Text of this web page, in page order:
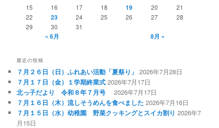
15
16 17 18 19 20
21
22
23 24 25 26 27
28
29
30 31
« 6月 8月 »
最近の投稿
７月２６日（日）ふれあい活動「夏祭り」 2026年7月28日
７月１７日（金）１学期終業式 2026年7月17日
北っ子だより 令和８年７月号
2026年7月17日
７月１６日（木）流しそうめんを食べました 2026年7月16日
７月１５日（水）幼稚園 野菜クッキングとスイカ割り 2026年7
月15日